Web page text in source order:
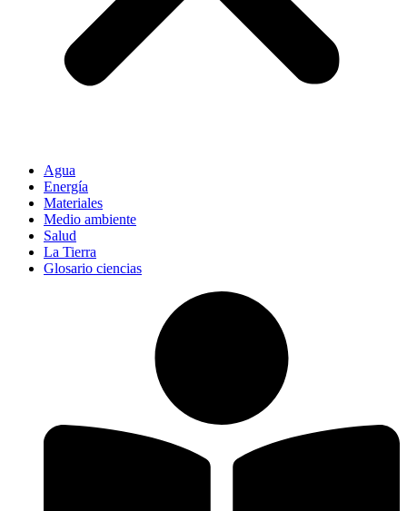
Agua
Energía
Materiales
Medio ambiente
Salud
La Tierra
Glosario ciencias